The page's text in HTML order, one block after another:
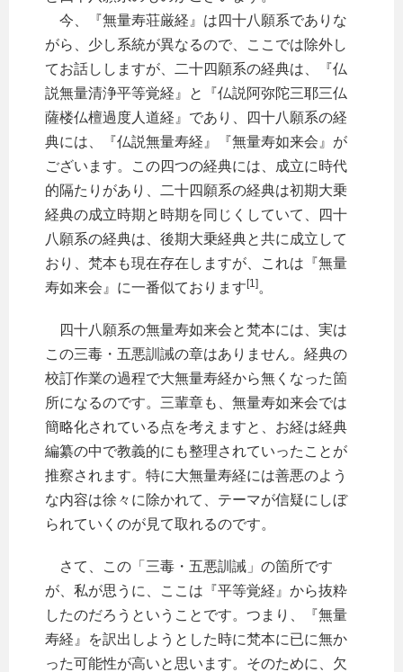
今、『無量寿荘厳経』は四十八願系でありな
がら、少し系統が異なるので、ここでは除外し
てお話ししますが、二十四願系の経典は、『仏
説無量清浄平等覚経』と『仏説阿弥陀三耶三仏
薩楼仏檀過度人道経』であり、四十八願系の経
典には、『仏説無量寿経』『無量寿如来会』が
ございます。この四つの経典には、成立に時代
的隔たりがあり、二十四願系の経典は初期大乗
経典の成立時期と時期を同じくしていて、四十
八願系の経典は、後期大乗経典と共に成立して
おり、梵本も現在存在しますが、これは『無量
寿如来会』に一番似ております[1]。
四十八願系の無量寿如来会と梵本には、実は
この三毒・五悪訓誡の章はありません。経典の
校訂作業の過程で大無量寿経から無くなった箇
所になるのです。三輩章も、無量寿如来会では
簡略化されている点を考えますと、お経は経典
編纂の中で教義的にも整理されていったことが
推察されます。特に大無量寿経には善悪のよう
な内容は徐々に除かれて、テーマが信疑にしぼ
られていくのが見て取れるのです。
さて、この「三毒・五悪訓誡」の箇所です
が、私が思うに、ここは『平等覚経』から抜粋
したのだろうということです。つまり、『無量
寿経』を訳出しようとした時に梵本に已に無か
った可能性が高いと思います。そのために、欠